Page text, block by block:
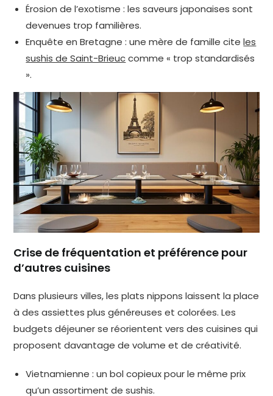
Érosion de l’exotisme : les saveurs japonaises sont
devenues trop familières.
Enquête en Bretagne : une mère de famille citeles
sushis de Saint-Brieuccomme « trop standardisés
».
Crise de fréquentation et préférence pour
d’autres cuisines
Dans plusieurs villes, les plats nippons laissent la place
à des assiettes plus généreuses et colorées. Les
budgets déjeuner se réorientent vers des cuisines qui
proposent davantage de volume et de créativité.
Vietnamienne : un bol copieux pour le même prix
qu’un assortiment de sushis.